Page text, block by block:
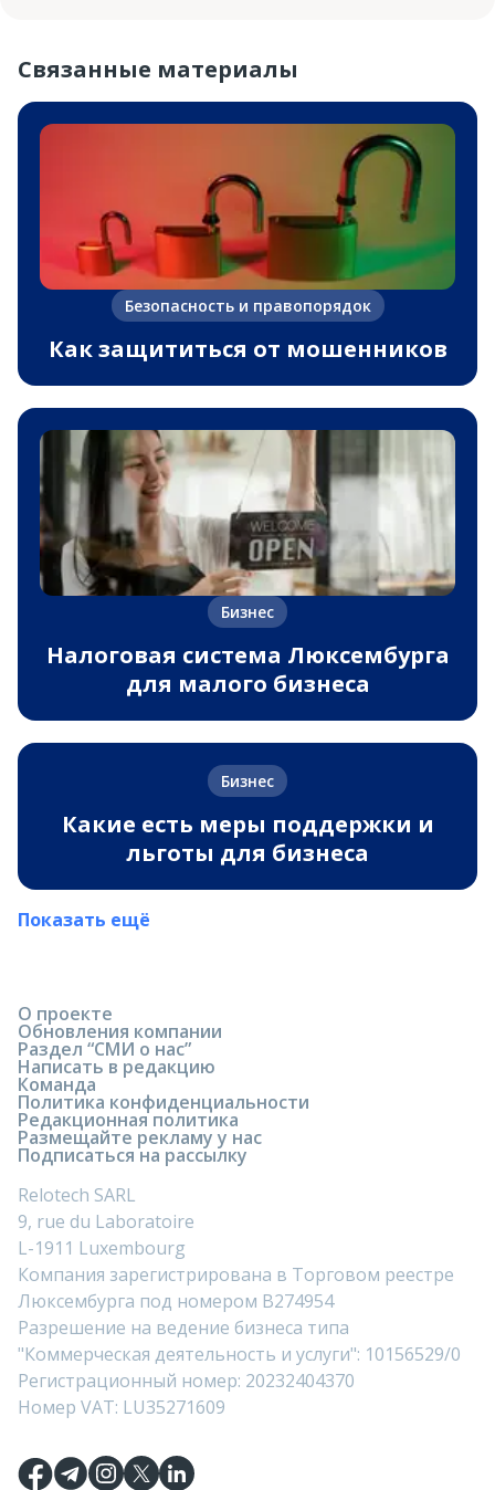
Связанные материалы
Безопасность и правопорядок
Как защититься от мошенников
Бизнес
Налоговая система Люксембурга
для малого бизнеса
Бизнес
Какие есть меры поддержки и
льготы для бизнеса
Показать ещё
О проекте
Обновления компании
Раздел “СМИ о нас”
Написать в редакцию
Команда
Политика конфиденциальности
Редакционная политика
Размещайте рекламу у нас
Подписаться на рассылку
Relotech SARL
9, rue du Laboratoire
L-1911 Luxembourg
Компания зарегистрирована в Торговом реестре
Люксембурга под номером B274954
Разрешение на ведение бизнеса типа
"Коммерческая деятельность и услуги": 10156529/0
Регистрационный номер: 20232404370
Номер VAT: LU35271609